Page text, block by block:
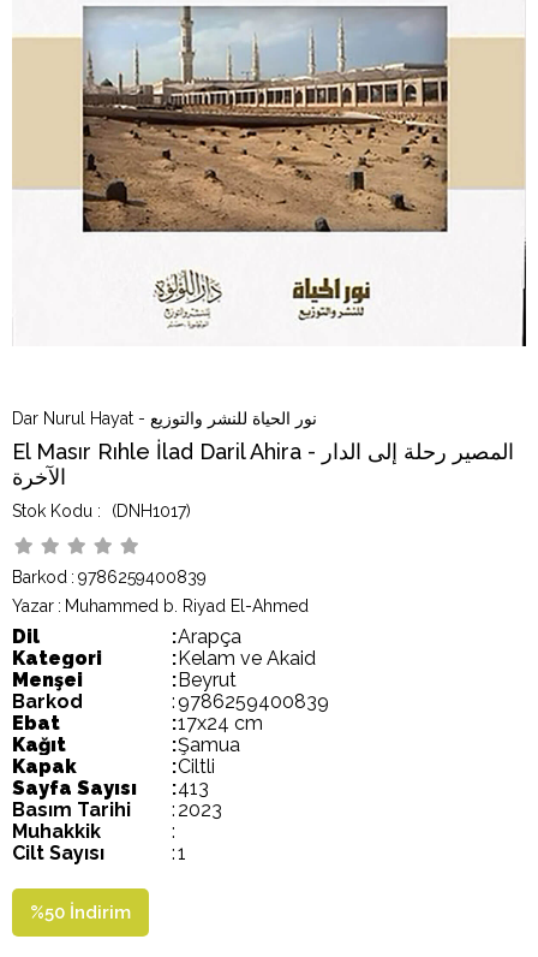
Dar Nurul Hayat - نور الحياة للنشر والتوزيع
El Masır Rıhle İlad Daril Ahira - المصير رحلة إلى الدار
الآخرة
(DNH1017)
Barkod : 9786259400839
Yazar : Muhammed b. Riyad El-Ahmed
Dil :Arapça
Kategori
:Kelam ve Akaid
Menşei
:Beyrut
Barkod
:9786259400839
Ebat
:17x24 cm
Kağıt
:Şamua
Kapak
:Ciltli
Sayfa Sayısı
:413
Basım Tarihi
: 2023
Muhakkik
:
Cilt Sayısı
:1
%50 İndirim